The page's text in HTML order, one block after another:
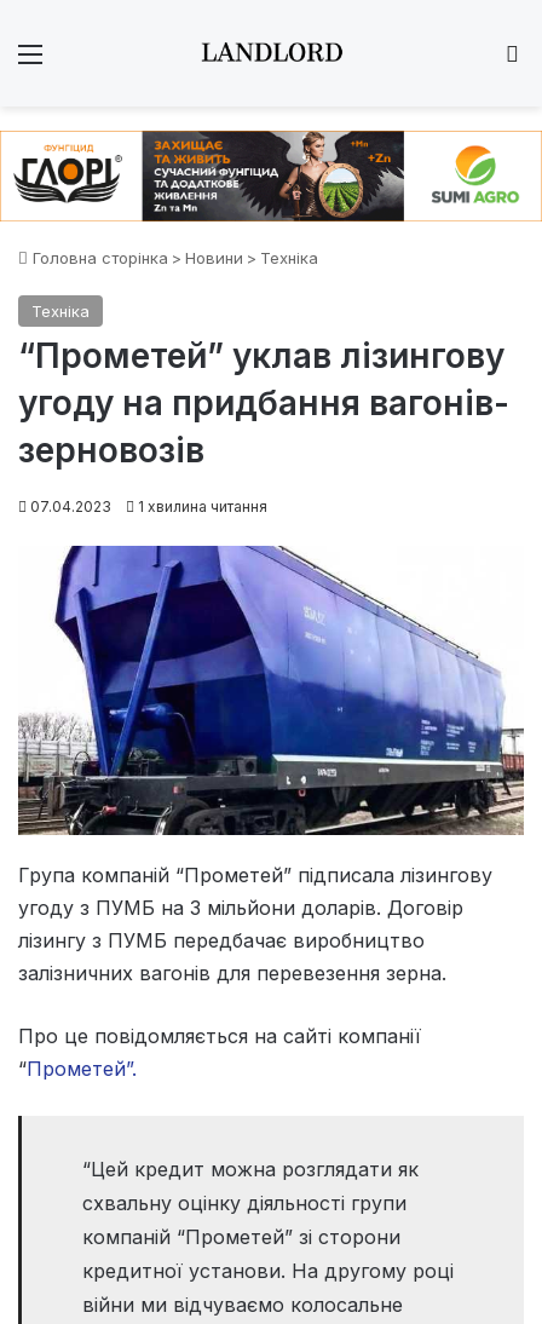
Головна сторінка > Новини > Техніка
Техніка
“Прометей” уклав лізингову
угоду на придбання вагонів-
зерновозів
07.04.2023 1 хвилина читання
Група компаній “Прометей” підписала лізингову
угоду з ПУМБ на 3 мільйони доларів. Договір
лізингу з ПУМБ передбачає виробництво
залізничних вагонів для перевезення зерна.
Про це повідомляється на сайті компанії
“Прометей”.
“Цей кредит можна розглядати як
схвальну оцінку діяльності групи
компаній “Прометей” зі сторони
кредитної установи. На другому році
війни ми відчуваємо колосальне